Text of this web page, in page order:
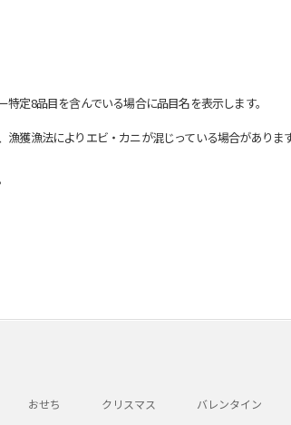
定8品目を含んでいる場合に品目名を表示します。
漁法によりエビ・カニが混じっている場合がありま
おせち クリスマス バレンタイン